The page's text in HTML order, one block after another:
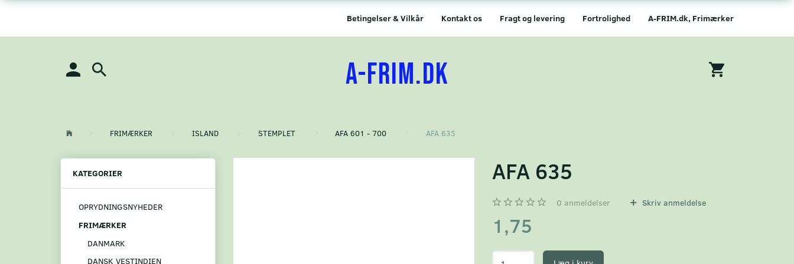
A-FRIM.dk, Frimærker
Fortrolighed
Fragt og levering
Kontakt os
Betingelser & Vilkår
A-FRIM.DK
FRIMÆRKER ISLAND STEMPLET AFA 601 - 700 AFA 635
KATEGORIER
OPRYDNINGSNYHEDER
FRIMÆRKER
DANMARK
DANSK VESTINDIEN
AFA 635
0 anmeldelser Skriv anmeldelse
1,75